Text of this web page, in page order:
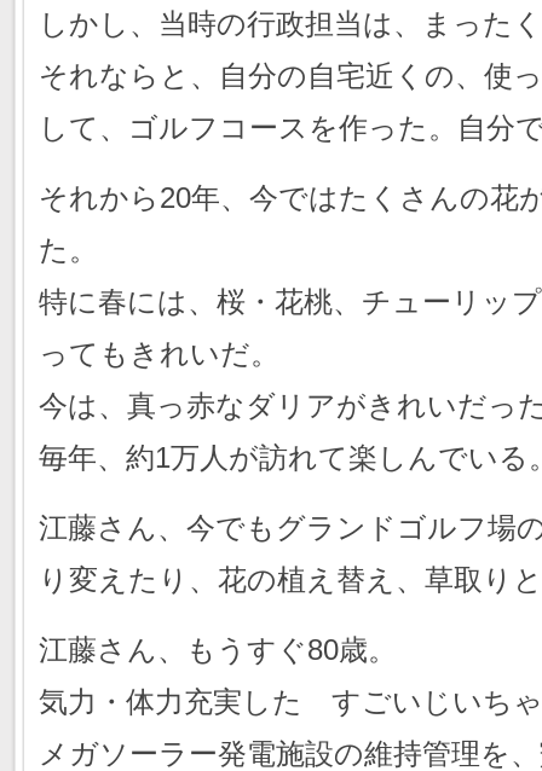
しかし、当時の行政担当は、まった
それならと、自分の自宅近くの、使
して、ゴルフコースを作った。自分
それから20年、今ではたくさんの花
た。
特に春には、桜・花桃、チューリッ
ってもきれいだ。
今は、真っ赤なダリアがきれいだっ
毎年、約1万人が訪れて楽しんでいる
江藤さん、今でもグランドゴルフ場
り変えたり、花の植え替え、草取り
江藤さん、もうすぐ80歳。
気力・体力充実した すごいじいち
メガソーラー発電施設の維持管理を